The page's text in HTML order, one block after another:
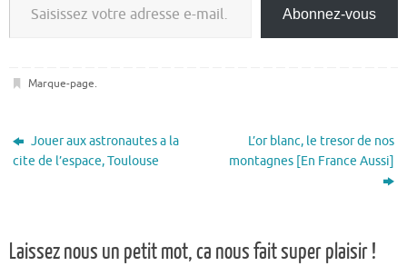
Abonnez-vous
Marque-page.
Jouer aux astronautes a la
cite de l’espace, Toulouse
L’or blanc, le tresor de nos
montagnes [En France Aussi]
Laissez nous un petit mot, ca nous fait super plaisir !